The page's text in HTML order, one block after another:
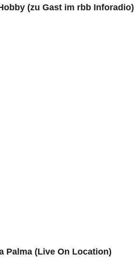
(zu Gast im rbb Inforadio)
Palma (Live On Location)